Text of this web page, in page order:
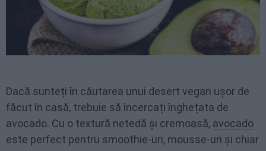
Dacă sunteți în căutarea unui desert vegan ușor de
făcut în casă, trebuie să încercați înghețata de
avocado. Cu o textură netedă și cremoasă, avocado
este perfect pentru smoothie-uri, mousse-uri și chiar